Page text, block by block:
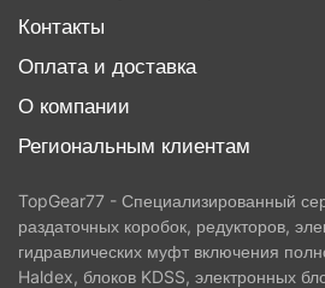
Контакты
Оплата и доставка
О компании
Региональным клиентам
TopGear77 - Специализированный
раздаточных коробок, редукторов,
гидравлических муфт включения
Haldex, блоков KDSS, электронных